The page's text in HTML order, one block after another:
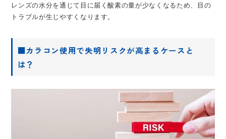
レンズの水分を通じて目に届く酸素の量が少なくなるため、目の
トラブルが生じやすくなります。
■カラコン使用で失明リスクが高まるケースと
は？